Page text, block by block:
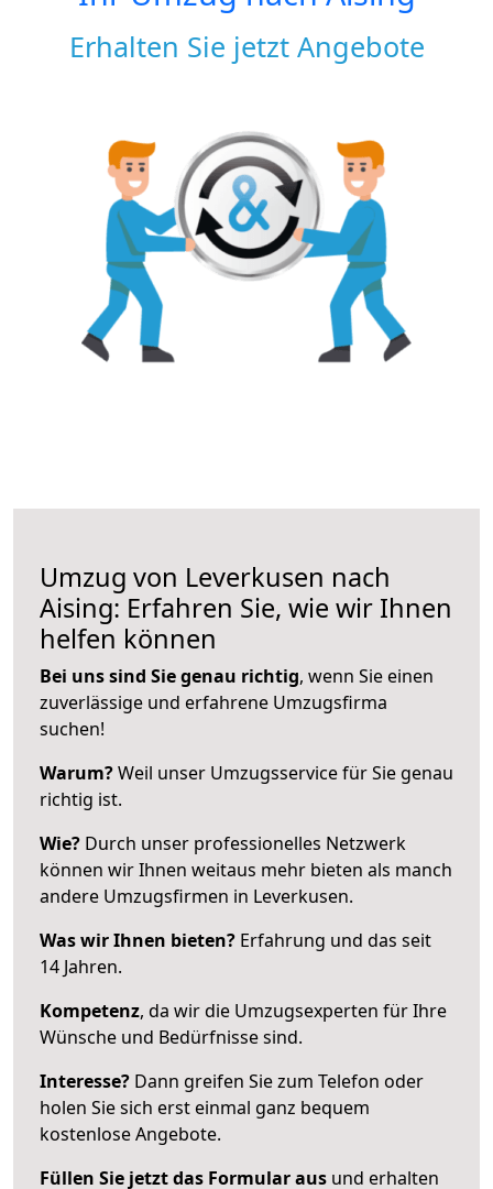
Erhalten Sie jetzt Angebote
Umzug von Leverkusen nach
Aising: Erfahren Sie, wie wir Ihnen
helfen können
Bei uns sind Sie genau richtig, wenn Sie einen
zuverlässige und erfahrene Umzugsfirma
suchen!
Warum?Weil unser Umzugsservice für Sie genau
richtig ist.
Wie? Durch unser professionelles Netzwerk
können wir Ihnen weitaus mehr bieten als manch
andere Umzugsfirmen in Leverkusen.
Was wir Ihnen bieten? Erfahrung und das seit
14 Jahren.
Kompetenz, da wir die Umzugsexperten für Ihre
Wünsche und Bedürfnisse sind.
Interesse? Dann greifen Sie zum Telefon oder
holen Sie sich erst einmal ganz bequem
kostenlose Angebote.
Füllen Sie jetzt das Formular aus und erhalten